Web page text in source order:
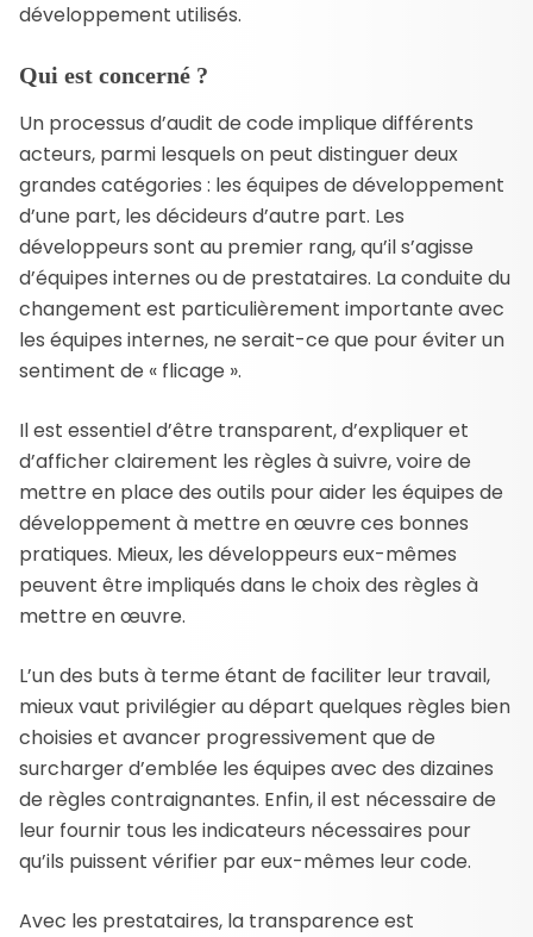
développement utilisés.
Qui est concerné ?
Un processus d’audit de code implique différents
acteurs, parmi lesquels on peut distinguer deux
grandes catégories : les équipes de développement
d’une part, les décideurs d’autre part. Les
développeurs sont au premier rang, qu’il s’agisse
d’équipes internes ou de prestataires. La conduite du
changement est particulièrement importante avec
les équipes internes, ne serait-ce que pour éviter un
sentiment de « flicage ».
Il est essentiel d’être transparent, d’expliquer et
d’afficher clairement les règles à suivre, voire de
mettre en place des outils pour aider les équipes de
développement à mettre en œuvre ces bonnes
pratiques. Mieux, les développeurs eux-mêmes
peuvent être impliqués dans le choix des règles à
mettre en œuvre.
L’un des buts à terme étant de faciliter leur travail,
mieux vaut privilégier au départ quelques règles bien
choisies et avancer progressivement que de
surcharger d’emblée les équipes avec des dizaines
de règles contraignantes. Enfin, il est nécessaire de
leur fournir tous les indicateurs nécessaires pour
qu’ils puissent vérifier par eux-mêmes leur code.
Avec les prestataires, la transparence est